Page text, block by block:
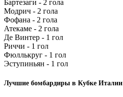
Бартезаги - 2 гола
Модрич - 2 гола
Фофана - 2 гола
Атекаме - 2 гола
Де Винтер - 1 гол
Риччи - 1 гол
Фюллькруг - 1 гол
Эступиньян - 1 гол
Лучшие бомбардиры в Кубке Италии